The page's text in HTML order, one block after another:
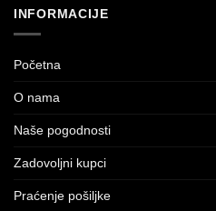
INFORMACIJE
Početna
O nama
Naše pogodnosti
Zadovoljni kupci
Praćenje pošiljke